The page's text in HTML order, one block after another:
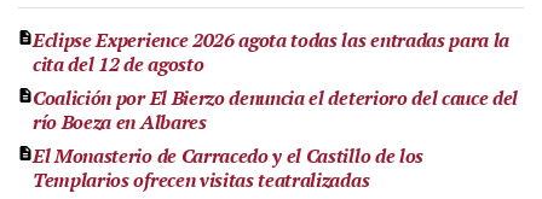
Eclipse Experience 2026 agota todas las entradas para la
cita del 12 de agosto
Coalición por El Bierzo denuncia el deterioro del cauce del
río Boeza en Albares
El Monasterio de Carracedo y el Castillo de los
Templarios ofrecen visitas teatralizadas